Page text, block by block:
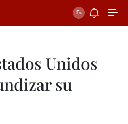
Unidos
su